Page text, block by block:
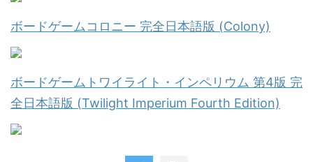
ボードゲームコロニー 完全日本語版 (Colony)
ボードゲームトワイライト・インペリウム 第4版 完
全日本語版 (Twilight Imperium Fourth Edition)